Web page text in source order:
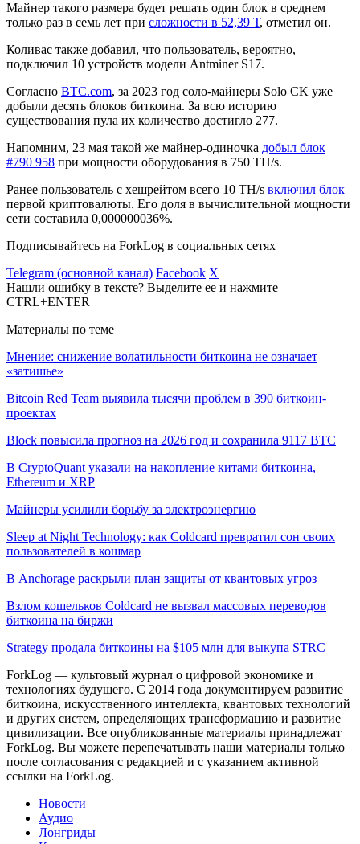
Майнер такого размера будет решать один блок в среднем
только раз в семь лет при сложности в 52,39 Т, отметил он.
Коливас также добавил, что пользователь, вероятно,
подключил 10 устройств модели Antminer S17.
Согласно BTC.com, за 2023 год соло-майнеры Solo CK уже
добыли десять блоков биткоина. За всю историю
существования пула их количество достигло 277.
Напомним, 23 мая такой же майнер-одиночка добыл блок
#790 958 при мощности оборудования в 750 TH/s.
Ранее пользователь с хешрейтом всего 10 TH/s включил блок
первой криптовалюты. Его доля в вычислительной мощности
сети составила 0,000000036%.
Подписывайтесь на ForkLog в социальных сетях
Telegram (основной канал) Facebook X
Нашли ошибку в тексте? Выделите ее и нажмите
CTRL+ENTER
Материалы по теме
Мнение: снижение волатильности биткоина не означает
«затишье»
Bitcoin Red Team выявила тысячи проблем в 390 биткоин-
проектах
Block повысила прогноз на 2026 год и сохранила 9117 BTC
В CryptoQuant указали на накопление китами биткоина,
Ethereum и XRP
Майнеры усилили борьбу за электроэнергию
Sleep at Night Technology: как Coldcard превратил сон своих
пользователей в кошмар
В Anchorage раскрыли план защиты от квантовых угроз
Взлом кошельков Coldcard не вызвал массовых переводов
биткоина на биржи
Strategy продала биткоины на $105 млн для выкупа STRC
ForkLog — культовый журнал о цифровой экономике и
технологиях будущего. С 2014 года документируем развитие
биткоина, искусственного интеллекта, квантовых технологий
и других систем, определяющих трансформацию и развитие
цивилизации. Все опубликованные материалы принадлежат
ForkLog. Вы можете перепечатывать наши материалы только
после согласования с редакцией и с указанием активной
ссылки на ForkLog.
Новости
Аудио
Лонгриды